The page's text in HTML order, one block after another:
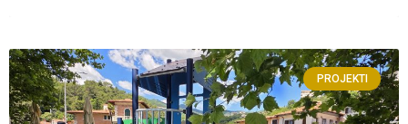
PROJEKTI